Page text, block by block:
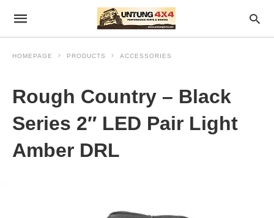
HOMEPAGE PRODUCTS ACCESSORIES
Rough Country – Black
Series 2″ LED Pair Light
Amber DRL